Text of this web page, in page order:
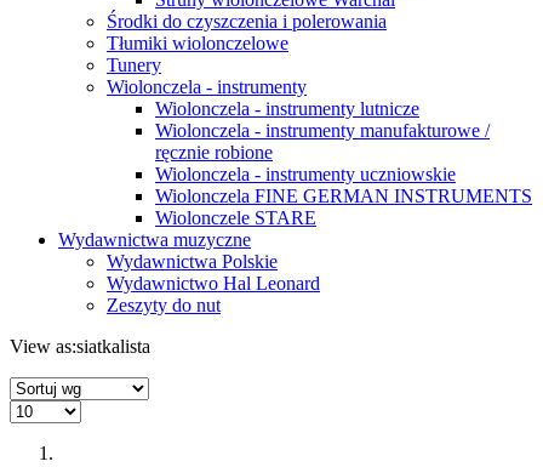
Środki do czyszczenia i polerowania
Tłumiki wiolonczelowe
Tunery
Wiolonczela - instrumenty
Wiolonczela - instrumenty lutnicze
Wiolonczela - instrumenty manufakturowe /
ręcznie robione
Wiolonczela - instrumenty uczniowskie
Wiolonczela FINE GERMAN INSTRUMENTS
Wiolonczele STARE
Wydawnictwa muzyczne
Wydawnictwa Polskie
Wydawnictwo Hal Leonard
Zeszyty do nut
View as:siatkalista